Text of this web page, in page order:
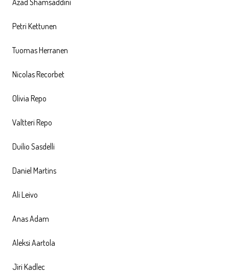
Azad Shamsaddini
Petri Kettunen
Tuomas Herranen
Nicolas Recorbet
Olivia Repo
Valtteri Repo
Duílio Sasdelli
Daniel Martins
Ali Leivo
Anas Adam
Aleksi Aartola
Jiri Kadlec